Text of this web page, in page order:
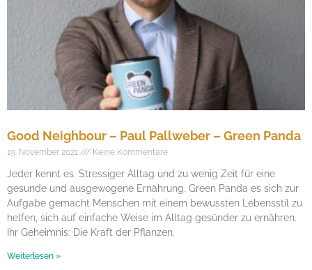
Good Neighbour – Paul Pallweber – Green Panda
19. November 2021 Keine Kommentare
Jeder kennt es. Stressiger Alltag und zu wenig Zeit für eine
gesunde und ausgewogene Ernährung. Green Panda es sich zur
Aufgabe gemacht Menschen mit einem bewussten Lebensstil zu
helfen, sich auf einfache Weise im Alltag gesünder zu ernähren.
Ihr Geheimnis: Die Kraft der Pflanzen.
Weiterlesen »